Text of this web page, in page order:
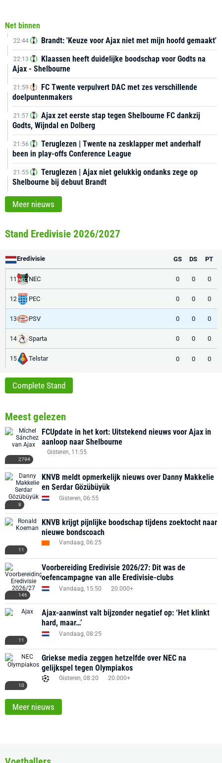
Net binnen
22:44 Brandt: 'Keuze voor Ajax niet met mijn hoofd gemaakt'
22:13
Klaassen heeft duidelijke boodschap voor Godts na
Ajax - Shelbourne
21:59
FC Twente verpulvert DAC met zes verschillende
doelpuntenmakers
21:57
Ajax zet eerste stap tegen Shelbourne FC dankzij
Godts, Wijndal en Dolberg
21:56
Teruglezen | Twente na zesklapper met anderhalf
been in play-offs Conference League
21:55
Teruglezen | Ajax niet gelukkig ondanks zege op
Shelbourne bij debuut Brandt
Meer nieuws
Stand Eredivisie 2026/2027
Eredivisie GS DS PT
11 NEC 0 0 0
12 PEC 0 0 0
13 PSV 0 0 0
14 Sparta 0 0 0
15 Telstar 0 0 0
Complete Stand
Meest gelezen
2794
FCUpdate in het kort: Uitstekend nieuws voor Ajax in
aanloop naar Shelbourne
Gisteren, 11:55
8
KNVB meldt opmerkelijk nieuws over Danny Makkelie
en Serdar Gözübüyük
Gisteren, 06:55
11
KNVB krijgt pijnlijke boodschap tijdens zoektocht naar
nieuwe bondscoach
Vandaag, 06:25
146
Voorbereiding Eredivisie 2026/27: Dit was de
oefencampagne van alle Eredivisie-clubs
Vandaag, 15:50 20.000+
11
Ajax-aanwinst valt bijzonder negatief op: ‘Het klinkt
hard, maar…’
Vandaag, 08:25
10
Griekse media zeggen hetzelfde over NEC na
gelijkspel tegen Olympiakos
Gisteren, 08:20 20.000+
Meer nieuws